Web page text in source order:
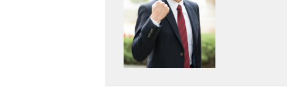
当社で任意売却を行うことになりました。
任意売却とは？